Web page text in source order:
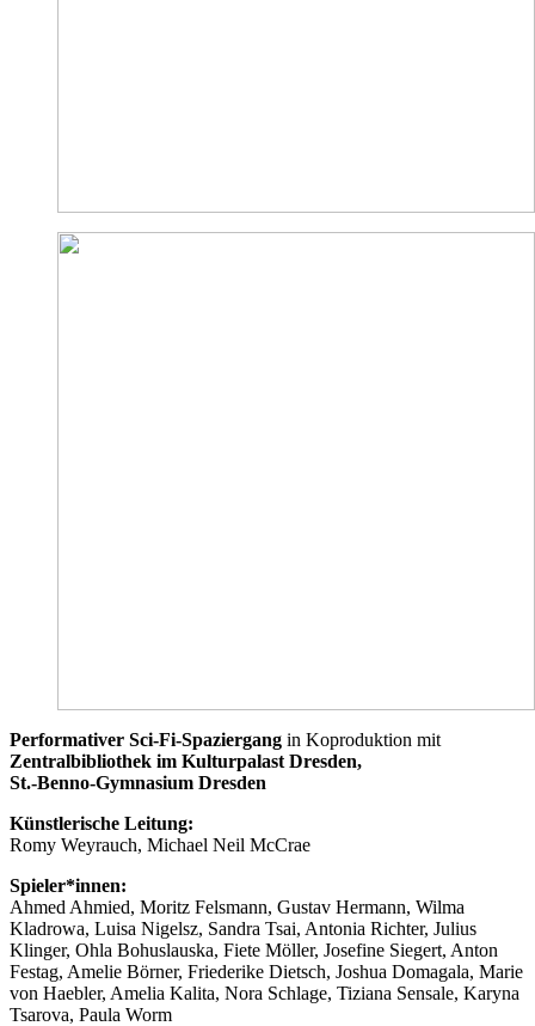
Performativer Sci-Fi-Spaziergang in Koproduktion mit
Zentralbibliothek im Kulturpalast Dresden,
St.-Benno-Gymnasium Dresden
Künstlerische Leitung:
Romy Weyrauch, Michael Neil McCrae
Spieler*innen:
Ahmed Ahmied, Moritz Felsmann, Gustav Hermann, Wilma
Kladrowa, Luisa Nigelsz, Sandra Tsai, Antonia Richter, Julius
Klinger, Ohla Bohuslauska, Fiete Möller, Josefine Siegert, Anton
Festag, Amelie Börner, Friederike Dietsch, Joshua Domagala, Marie
von Haebler, Amelia Kalita, Nora Schlage, Tiziana Sensale, Karyna
Tsarova, Paula Worm